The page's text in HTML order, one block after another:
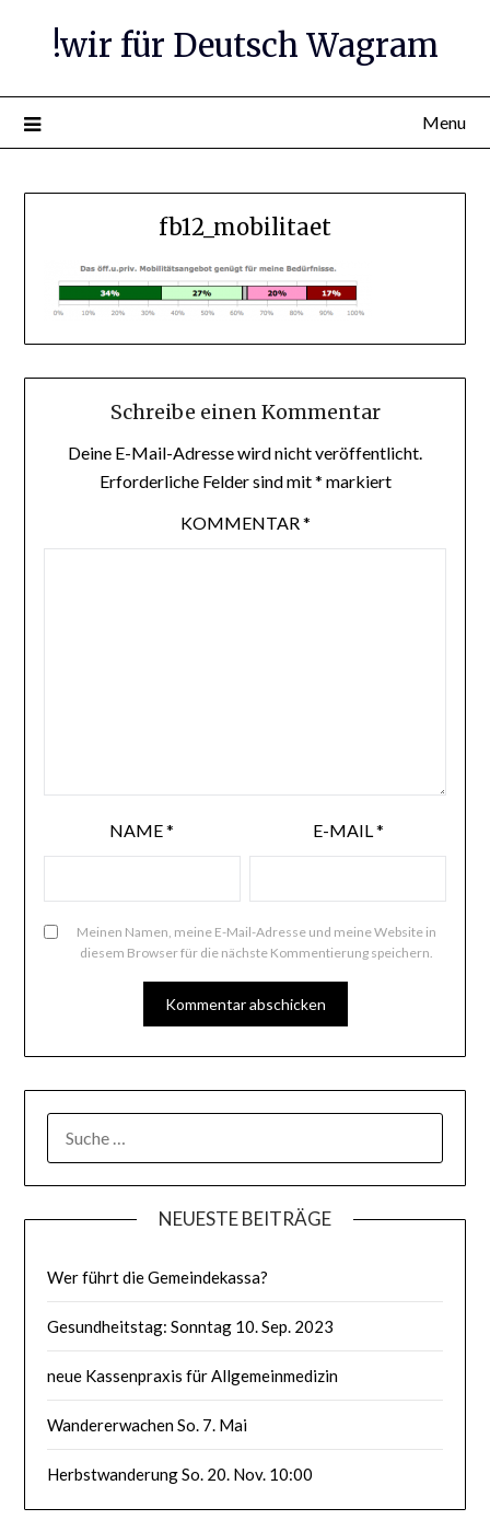
!wir für Deutsch Wagram
Menu
fb12_mobilitaet
Schreibe einen Kommentar
Deine E-Mail-Adresse wird nicht veröffentlicht.
Erforderliche Felder sind mit* markiert
KOMMENTAR*
NAME* E-MAIL*
Meinen Namen, meine E-Mail-Adresse und meine Website in
diesem Browser für die nächste Kommentierung speichern.
NACH:
NEUESTE BEITRÄGE
Wer führt die Gemeindekassa?
Gesundheitstag: Sonntag 10. Sep. 2023
neue Kassenpraxis für Allgemeinmedizin
Wandererwachen So. 7. Mai
Herbstwanderung So. 20. Nov. 10:00